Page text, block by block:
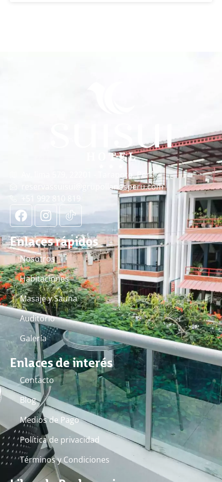
Av. lima 579, 22201 - Tarapoto, Perú
reservassuisui@grupollanosperu.com
Enlaces rápidos
Nosotros
Habitaciones
Masaje y Sauna
Auditorio
Galería
Enlaces de interés
Contacto
Blog
Medios de Pago
Política de privacidad
Términos y Condiciones